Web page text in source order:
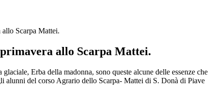
Scarpa Mattei.
allo Scarpa Mattei.
glaciale, Erba della madonna, sono queste alcune delle essenze che
alunni del corso Agrario dello Scarpa- Mattei di S. Donà di Piave